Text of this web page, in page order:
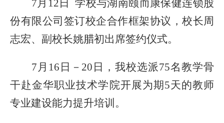
7月12日 学校与湖南颐而康保健连锁股
份有限公司签订校企合作框架协议，校长周
志宏、副校长姚腊初出席签约仪式。
7月16日 － 20日，我校选派75名教学骨
干赴金华职业技术学 院开展为期5天的教师
专业建设能力提升培训 。